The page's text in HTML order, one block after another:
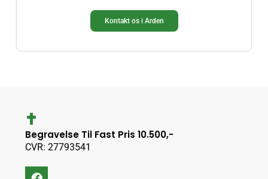
Kontakt os i Arden
Begravelse Til Fast Pris 10.500,-
CVR: 27793541